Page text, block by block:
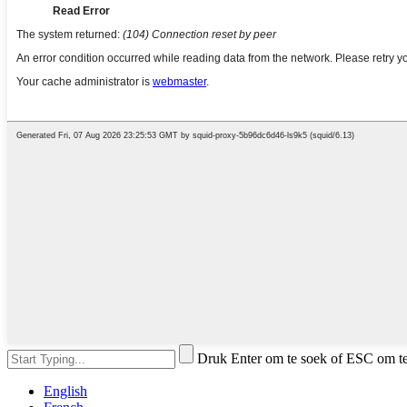
Druk Enter om te soek of ESC om
English